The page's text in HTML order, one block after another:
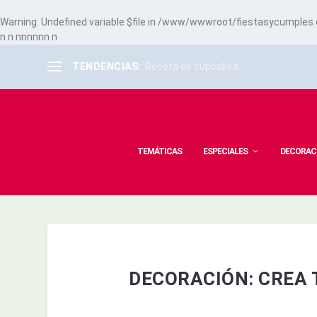
Warning: Undefined variable $file in /www/wwwroot/
n n nnnnnn n
TENDENCIAS: Receta de cupcakes
TEMÁTICAS ESPECIALES
DECORACIÓN: